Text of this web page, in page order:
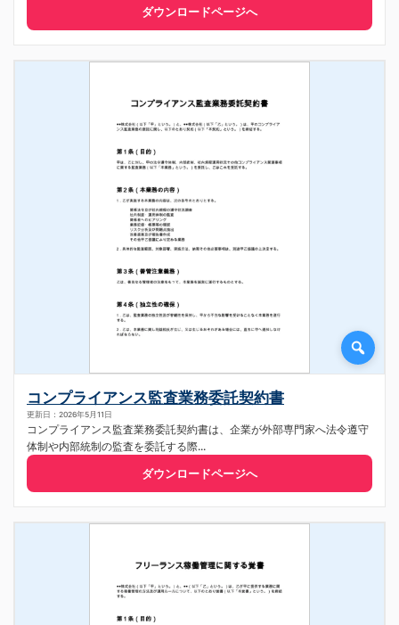
ダウンロードページへ
コンプライアンス監査業務委託契約書
更新日：2026年5月11日
コンプライアンス監査業務委託契約書は、企業が外部専門家へ法令遵守
体制や内部統制の監査を委託する際...
ダウンロードページへ